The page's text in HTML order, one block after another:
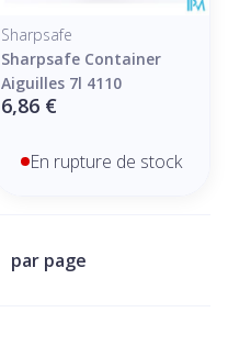
Sharpsafe
Sharpsafe Container
Aiguilles 7l 4110
6,86 €
En rupture de stock
par page